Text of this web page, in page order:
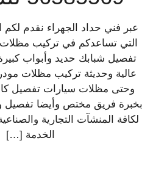
عبر فني حداد الجهراء نقدم لكم
التي تساعدكم في تركيب
تفصيل شبابك حديد وأبواب
عالية وحديثة تركيب مظلات
وحتى مظلات سيارات تفصيل
بخبرة فريق مختص وأيضا تفصيل
لكافة المنشآت التجارية
الخدمة […]